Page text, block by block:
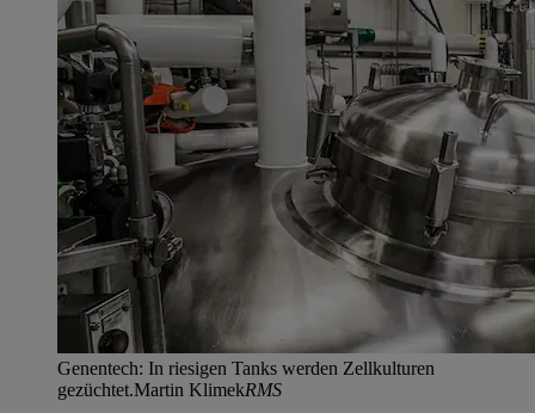
Genentech: In riesigen Tanks werden Zellkulturen
gezüchtet.Martin KlimekRMS